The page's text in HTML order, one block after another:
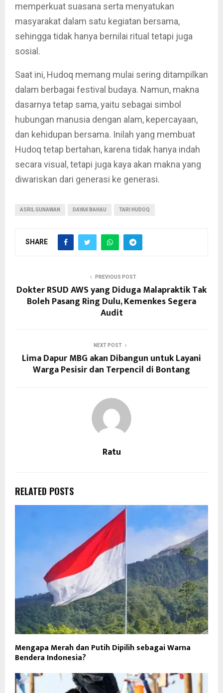
memperkuat suasana serta menyatukan
masyarakat dalam satu kegiatan bersama,
sehingga tidak hanya bernilai ritual tetapi juga
sosial.
Saat ini, Hudoq memang mulai sering ditampilkan
dalam berbagai festival budaya. Namun, makna
dasarnya tetap sama, yaitu sebagai simbol
hubungan manusia dengan alam, kepercayaan,
dan kehidupan bersama. Inilah yang membuat
Hudoq tetap bertahan, karena tidak hanya indah
secara visual, tetapi juga kaya akan makna yang
diwariskan dari generasi ke generasi.
ASRIL GUNAWAN DAYAK BAHAU TARI HUDOQ
SHARE
PREVIOUS POST
Dokter RSUD AWS yang Diduga Malapraktik Tak
Boleh Pasang Ring Dulu, Kemenkes Segera
Audit
NEXT POST
Lima Dapur MBG akan Dibangun untuk Layani
Warga Pesisir dan Terpencil di Bontang
Ratu
RELATED POSTS
Mengapa Merah dan Putih Dipilih sebagai Warna
Bendera Indonesia?